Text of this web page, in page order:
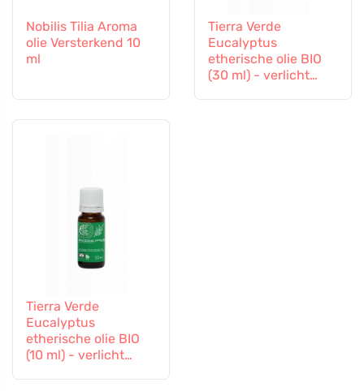
Nobilis Tilia Aroma
olie Versterkend 10
ml
Tierra Verde
Eucalyptus
etherische olie BIO
(30 ml) - verlicht
Tierra Verde
Eucalyptus
etherische olie BIO
(10 ml) - verlicht